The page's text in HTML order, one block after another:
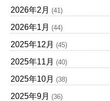
2026年2月 (41)
2026年1月 (44)
2025年12月 (45)
2025年11月 (40)
2025年10月 (38)
2025年9月 (36)